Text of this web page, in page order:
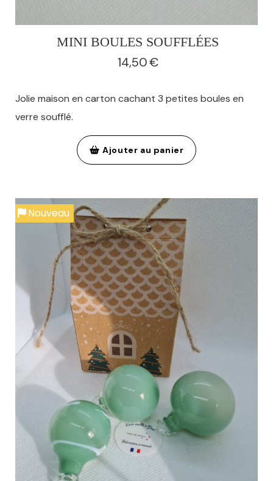
MINI BOULES SOUFFLÉES
14,50€
Jolie maison en carton cachant 3 petites boules en
verre soufflé.
Ajouter au panier
Nouveau